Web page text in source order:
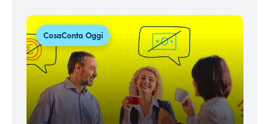
CosaConta Oggi